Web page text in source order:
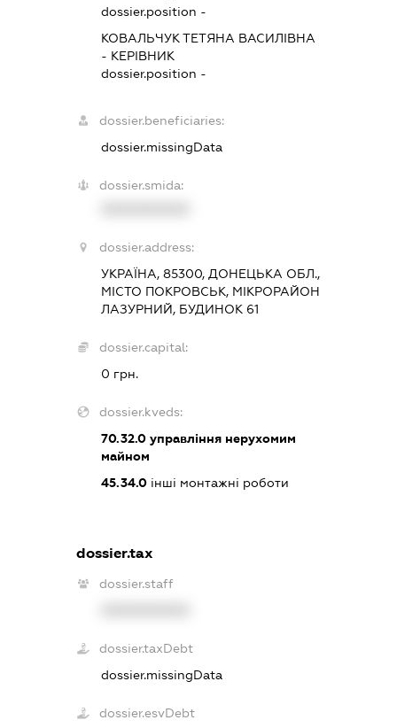
dossier.position -
КОВАЛЬЧУК ТЕТЯНА ВАСИЛІВНА
- КЕРІВНИК
dossier.position -
dossier.beneficiaries:
dossier.missingData
dossier.smida:
dossier.address:
УКРАЇНА, 85300, ДОНЕЦЬКА ОБЛ.,
МІСТО ПОКРОВСЬК, МІКРОРАЙОН
ЛАЗУРНИЙ, БУДИНОК 61
dossier.capital:
0 грн.
dossier.kveds:
70.32.0 управління нерухомим
майном
45.34.0 інші монтажні роботи
dossier.tax
dossier.staff
dossier.taxDebt
dossier.missingData
dossier.esvDebt